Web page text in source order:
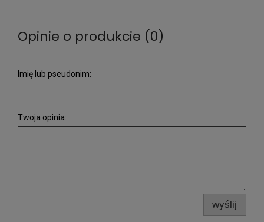
Opinie o produkcie (0)
Imię lub pseudonim:
Twoja opinia:
wyślij